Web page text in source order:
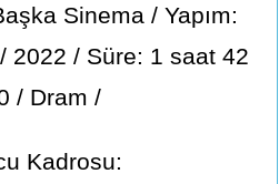
Sinema / Yapım:
2022 / Süre: 1 saat 42
/ Dram /
Kadrosu: